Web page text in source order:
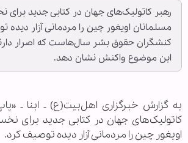
رهبر کاتولیک‌های جهان در کتابی جدید برای
مسلمانان اویغور چین را مردمانی آزار دیده
کنشگران حقوق بشر سال‌هاست که اصرار
این موضوع واکنش نشان دهد.
به گزارش خبرگزاری اهل‌بیت(ع) ـ ابنا ـ
کاتولیک‌های جهان در کتابی جدید برای
اویغور چین را مردمانی آزار دیده توصیف کرد.